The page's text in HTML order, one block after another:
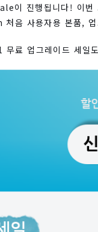
진행됩니다! 이번
음 사용자용 본품, 업
료 업그레이드 세일